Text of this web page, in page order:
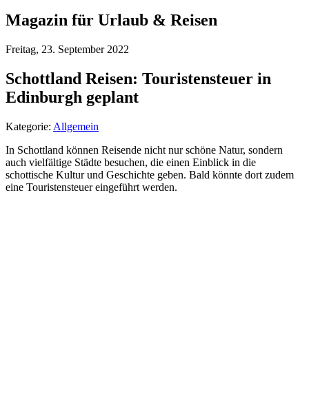
Magazin für Urlaub & Reisen
Freitag, 23. September 2022
Schottland Reisen: Touristensteuer in
Edinburgh geplant
Kategorie: Allgemein
In Schottland können Reisende nicht nur schöne Natur, sondern
auch vielfältige Städte besuchen, die einen Einblick in die
schottische Kultur und Geschichte geben. Bald könnte dort zudem
eine Touristensteuer eingeführt werden.